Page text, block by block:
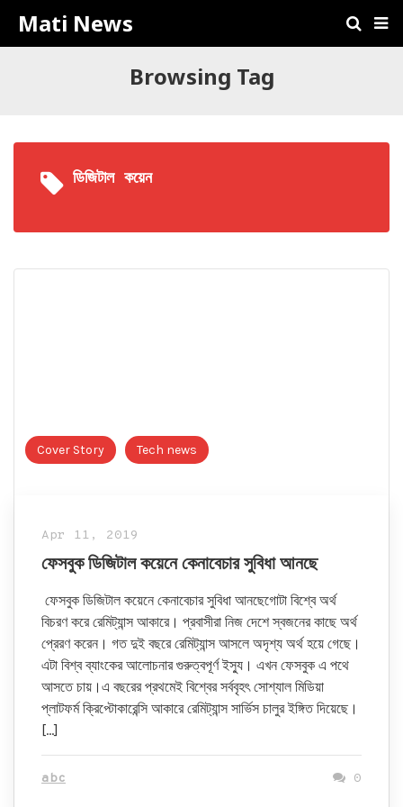
Mati News
Browsing Tag
ডিজিটাল কয়েন
Cover Story Tech news
Apr 11, 2019
ফেসবুক ডিজিটাল কয়েনে কেনাবেচার সুবিধা আনছে
ফেসবুক ডিজিটাল কয়েনে কেনাবেচার সুবিধা আনছেগোটা বিশ্বে অর্থ
বিচরণ করে রেমিট্যান্স আকারে। প্রবাসীরা নিজ দেশে স্বজনের কাছে অর্থ
প্রেরণ করেন। গত দুই বছরে রেমিট্যান্স আসলে অদৃশ্য অর্থ হয়ে গেছে।
এটা বিশ্ব ব্যাংকের আলোচনার গুরুত্বপূর্ণ ইস্যু। এখন ফেসবুক এ পথে
আসতে চায়।এ বছরের প্রথমেই বিশ্বের সর্ববৃহৎ সোশ্যাল মিডিয়া
প্লাটফর্ম ক্রিপ্টোকারেন্সি আকারে রেমিট্যান্স সার্ভিস চালুর ইঙ্গিত দিয়েছে।
[…]
abc 0